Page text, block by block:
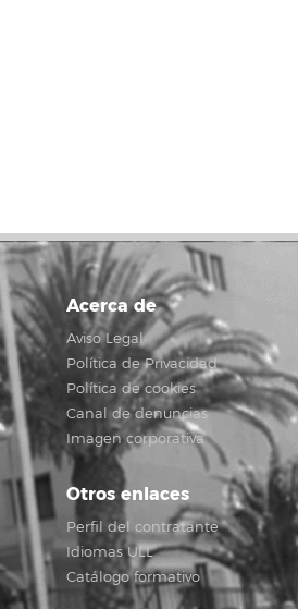
Acerca de
Aviso Legal
Política de Privacidad
Política de cookies
Canal de denuncias
Imagen corporativa
Otros enlaces
Perfil del contratante
Idiomas ULL
Catálogo formativo